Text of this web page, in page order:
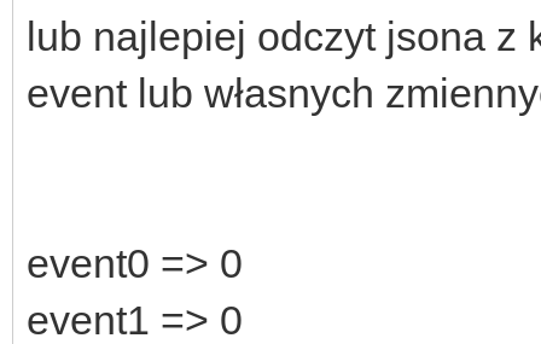
lub najlepiej odczyt jsona z
event lub własnych
event0 => 0
event1 => 0